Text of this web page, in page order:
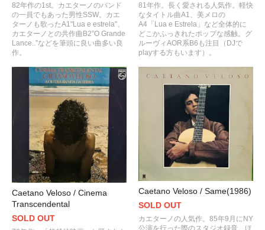
82年作の1st。カエターノのバンド
の一員でもあった男性SSW。カエ
ターノも歌ったA1"Lua e estrela"、
カエターノとの共作曲B2”O Grande
Lance..”などを筆頭に良い曲多い良
作。
81年作。長く愛される人気作。軽快
なタイトル曲A1、美メロの
A4「Lua e Estrela」など全体的に
どこかふっきれたポップな感触。グ
ルーヴィAOR系B6も注目（DJで
playする方もいます）。
Caetano Veloso / Cinema
Transcendental
SOLD OUT
Caetano Veloso / Same(1986)
SOLD OUT
カエターノの人気作。85年9月にNY
公演を行った際のスタジオ録音。ほ